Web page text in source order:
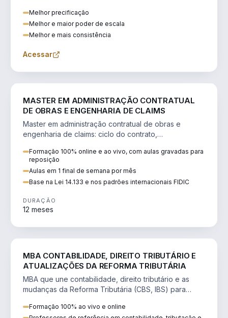
Melhor precificação
Melhor e maior poder de escala
Melhor e mais consistência
Acessar
MASTER EM ADMINISTRAÇÃO CONTRATUAL
DE OBRAS E ENGENHARIA DE CLAIMS
Master em administração contratual de obras e
engenharia de claims: ciclo do contrato,
Formação 100% online e ao vivo, com aulas gravadas para
reposição
Aulas em 1 final de semana por mês
Base na Lei 14.133 e nos padrões internacionais FIDIC
DURAÇÃO
12 meses
MBA CONTABILIDADE, DIREITO TRIBUTÁRIO E
ATUALIZAÇÕES DA REFORMA TRIBUTÁRIA
MBA que une contabilidade, direito tributário e as
mudanças da Reforma Tributária (CBS, IBS) para
Formação 100% ao vivo e online